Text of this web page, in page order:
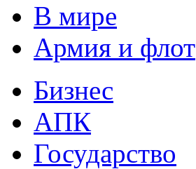
В мире
Армия и флот
Бизнес
АПК
Государство